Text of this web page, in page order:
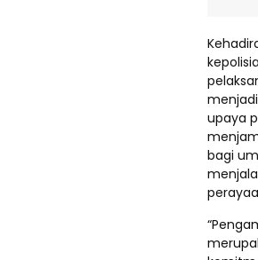
upaya
bagi